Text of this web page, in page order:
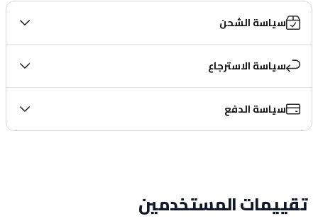
سياسة الشحن
سياسة الاسترجاع
سياسة الدفع
تقييمات المستخدمين